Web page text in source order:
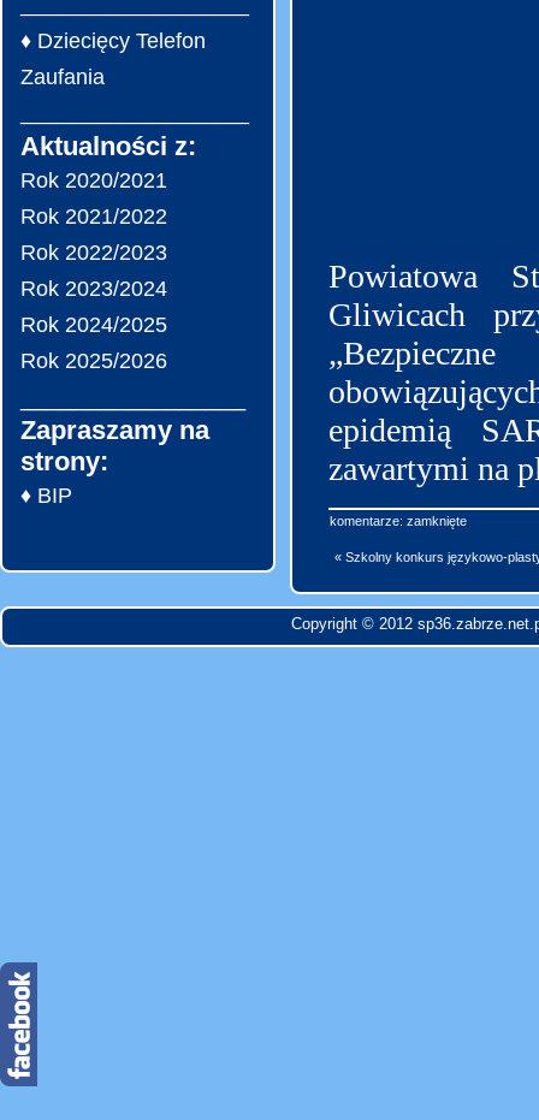
♦ Dziecięcy Telefon
Zaufania
Aktualności z:
Rok 2020/2021
Rok 2021/2022
Rok 2022/2023
Rok 2023/2024
Rok 2024/2025
Rok 2025/2026
Zapraszamy na
strony:
♦ BIP
Powiatowa
Gliwicach
epidemią
zawartymi na
komentarze: zamknięte
« Szkolny konkurs językowo-
Copyright © 2012